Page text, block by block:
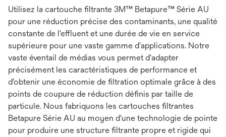
Utilisez la cartouche filtrante 3M™ Betapure™ Série AU
pour une réduction précise des contaminants, une qualité
constante de l'effluent et une durée de vie en service
supérieure pour une vaste gamme d'applications. Notre
vaste éventail de médias vous permet d'adapter
précisément les caractéristiques de performance et
d'obtenir une économie de filtration optimale grâce à des
points de coupure de réduction définis par taille de
particule. Nous fabriquons les cartouches filtrantes
Betapure Série AU au moyen d'une technologie de pointe
pour produire une structure filtrante propre et rigide qui